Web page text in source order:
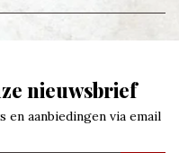
nieuwsbrief
en aanbiedingen via email